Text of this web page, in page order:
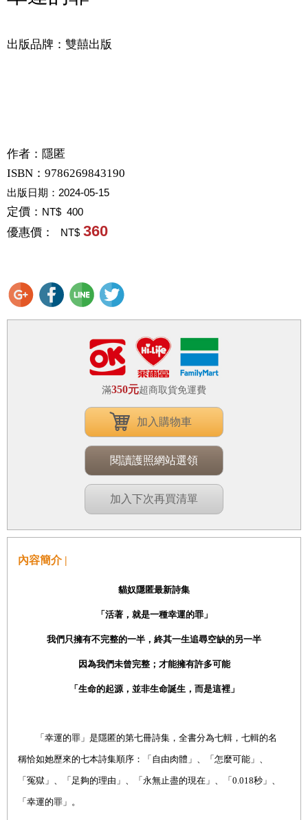
出版品牌：雙囍出版
作者： 隱匿
ISBN：9786269843190
出版日期： 2024-05-15
定價： NT$ 400
優惠價： NT$ 360
滿350元超商取貨免運費
加入購物車
閱讀護照網站選領
加入下次再買清單
內容簡介 |
貓奴隱匿最新詩集
「活著，就是一種幸運的罪」
我們只擁有不完整的一半，終其一生追尋空缺的另一半
因為我們未曾完整；才能擁有許多可能
「生命的起源，並非生命誕生，而是這裡」
「幸運的罪」是隱匿的第七冊詩集，全書分為七輯，七輯的名
稱恰如她歷來的七本詩集順序：「自由肉體」、「怎麼可能」、
「冤獄」、「足夠的理由」、「永無止盡的現在」、「0.018秒」、
「幸運的罪」。